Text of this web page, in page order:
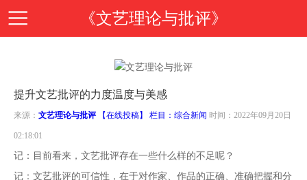
《文艺理论与批评》
页
期
提升文艺批评的力度温度与美感
来源： 文艺理论与批评 【在线投稿】 栏目： 综合新闻 时间：2022年09月20日
02:18:01
记：目前看来，文艺批评存在一些什么样的不足呢？
记：文艺批评的可信性，在于对作家、作品的正确、准确把握和分